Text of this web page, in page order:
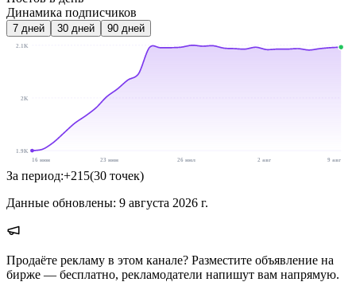
Динамика подписчиков
7 дней 30 дней 90 дней
2.1K
2K
1.9K
16 июн
23 июн 26 июл 2 авг 9 авг
За период:+215(30 точек)
Данные обновлены: 9 августа 2026 г.
Продаёте рекламу в этом канале? Разместите объявление на
бирже — бесплатно, рекламодатели напишут вам напрямую.